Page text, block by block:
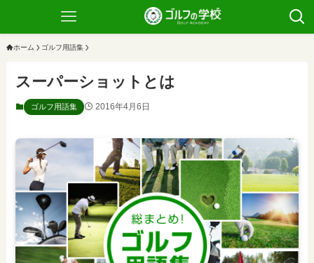
ホーム ゴルフ用語集
スーパーショットとは
ゴルフ用語集 2016年4月6日